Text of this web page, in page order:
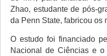
Zhao, estudante de pós-
da Penn State, fabricou os
O estudo foi financiado
Nacional de Ciências e